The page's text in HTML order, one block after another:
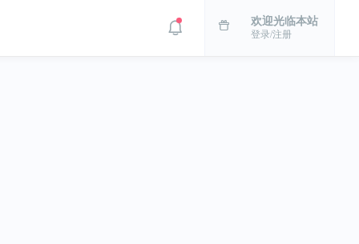
欢迎光临本站
登录/注册